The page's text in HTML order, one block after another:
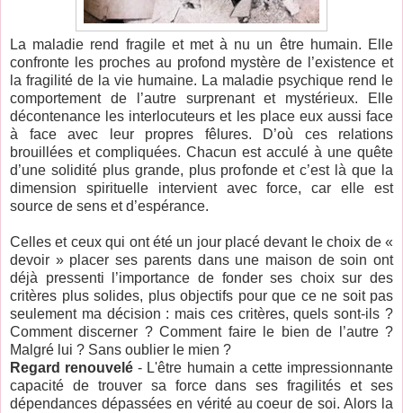
La maladie rend fragile et met à nu un être humain. Elle
confronte les proches au profond mystère de l’existence et
la fragilité de la vie humaine. La maladie psychique rend le
comportement de l’autre surprenant et mystérieux. Elle
décontenance les interlocuteurs et les place eux aussi face
à face avec leur propres fêlures. D’où ces relations
brouillées et compliquées. Chacun est acculé à une quête
d’une solidité plus grande, plus profonde et c’est là que la
dimension spirituelle intervient avec force, car elle est
source de sens et d’espérance.
Celles et ceux qui ont été un jour placé devant le choix de «
devoir » placer ses parents dans une maison de soin ont
déjà pressenti l’importance de fonder ses choix sur des
critères plus solides, plus objectifs pour que ce ne soit pas
seulement ma décision : mais ces critères, quels sont-ils ?
Comment discerner ? Comment faire le bien de l’autre ?
Malgré lui ? Sans oublier le mien ?
Regard renouvelé - L'être humain a cette impressionnante
capacité de trouver sa force dans ses fragilités et ses
dépendances dépassées en vérité au coeur de soi. Alors la